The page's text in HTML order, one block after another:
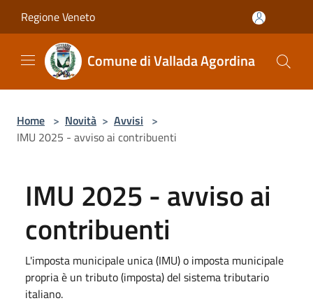
Regione Veneto
Comune di Vallada Agordina
Home > Novità > Avvisi >
IMU 2025 - avviso ai contribuenti
IMU 2025 - avviso ai
contribuenti
L'imposta municipale unica (IMU) o imposta municipale
propria è un tributo (imposta) del sistema tributario
italiano.